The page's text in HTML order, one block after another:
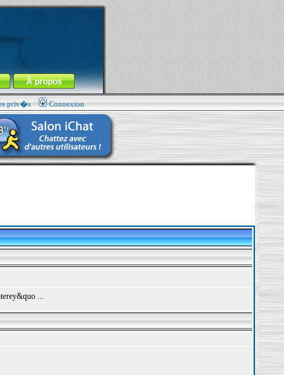
À propos
priv�s Connexion
...